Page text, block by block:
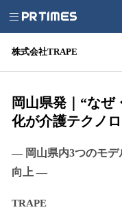
株式会社TRAPE
岡山県発｜“なぜ
化が介護テクノ
― 岡山県内3つのモデ
向上 ―
TRAPE